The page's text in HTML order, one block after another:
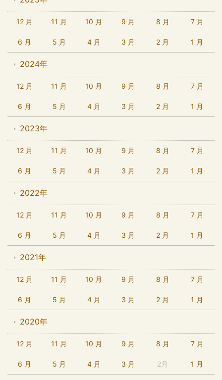
12 月 11 月 10 月 9 月 8 月 7 月
6 月 5 月 4 月 3 月 2 月 1 月
2024年
12 月 11 月 10 月 9 月 8 月 7 月
6 月 5 月 4 月 3 月 2 月 1 月
2023年
12 月 11 月 10 月 9 月 8 月 7 月
6 月 5 月 4 月 3 月 2 月 1 月
2022年
12 月 11 月 10 月 9 月 8 月 7 月
6 月 5 月 4 月 3 月 2 月 1 月
2021年
12 月 11 月 10 月 9 月 8 月 7 月
6 月 5 月 4 月 3 月 2 月 1 月
2020年
12 月 11 月 10 月 9 月 8 月 7 月
6 月 5 月 4 月 3 月 2月 1 月